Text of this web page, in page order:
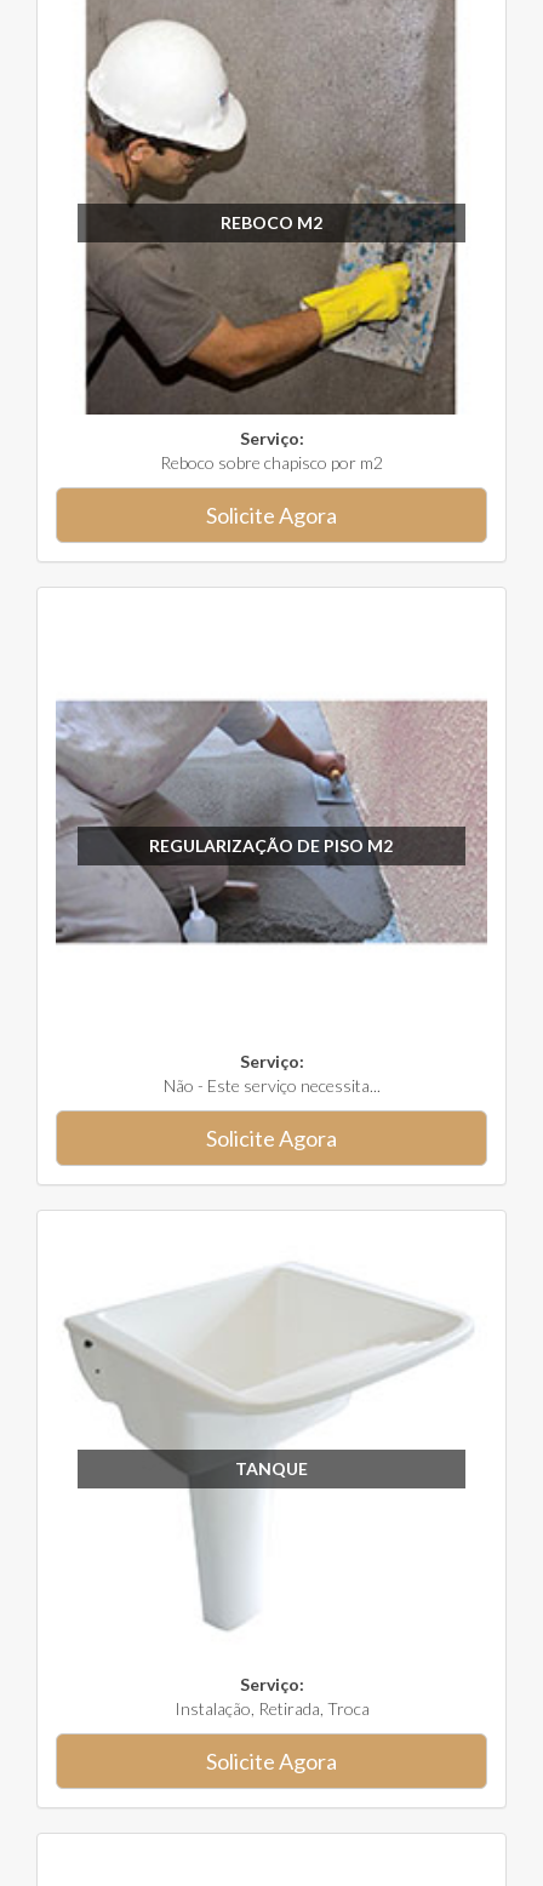
REBOCO M2
Serviço:
Reboco sobre chapisco por m2
Solicite Agora
REGULARIZAÇÃO DE PISO M2
Serviço:
Não - Este serviço necessita...
Solicite Agora
TANQUE
Serviço:
Instalação, Retirada, Troca
Solicite Agora